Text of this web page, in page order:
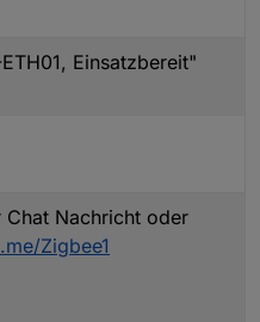
Einsatzbereit"
Nachricht oder
Zigbee1